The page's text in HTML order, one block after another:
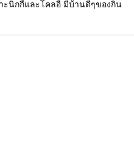
ะนิกกี้และโคลอี้ มีบ้านดีๆของกิน